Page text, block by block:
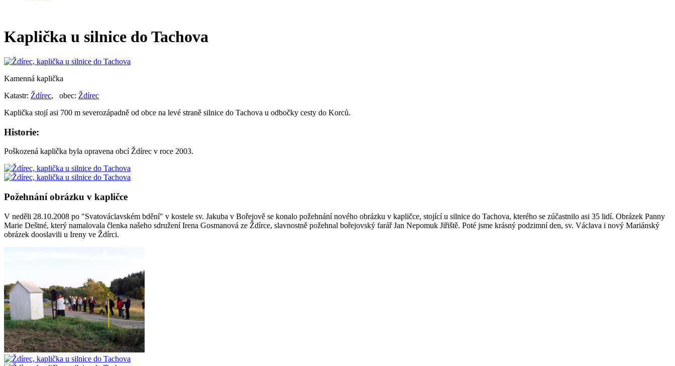
Kaplička u silnice do Tachova
Kamenná kaplička
Katastr: Ždírec, obec: Ždírec
Kaplička stojí asi 700 m severozápadně od obce na levé straně silnice do Tachova u odbočky cesty do Korců.
Historie:
Poškozená kaplička byla opravena obcí Ždírec v roce 2003.
Požehnání obrázku v kapličce
V neděli 28.10.2008 po "Svatováclavském bdění" v kostele sv. Jakuba v Bořejově se konalo požehnání nového obrázku v kapličce, stojící u silnice do Tachova, kterého se zúčastnilo asi 35 lidí. Obrázek Panny
Marie Deštné, který namalovala členka našeho sdružení Irena Gosmanová ze Ždírce, slavnostně požehnal bořejovský farář Jan Nepomuk Jiřiště. Poté jsme krásný podzimní den, sv. Václava i nový Mariánský
obrázek dooslavili u Ireny ve Ždírci.